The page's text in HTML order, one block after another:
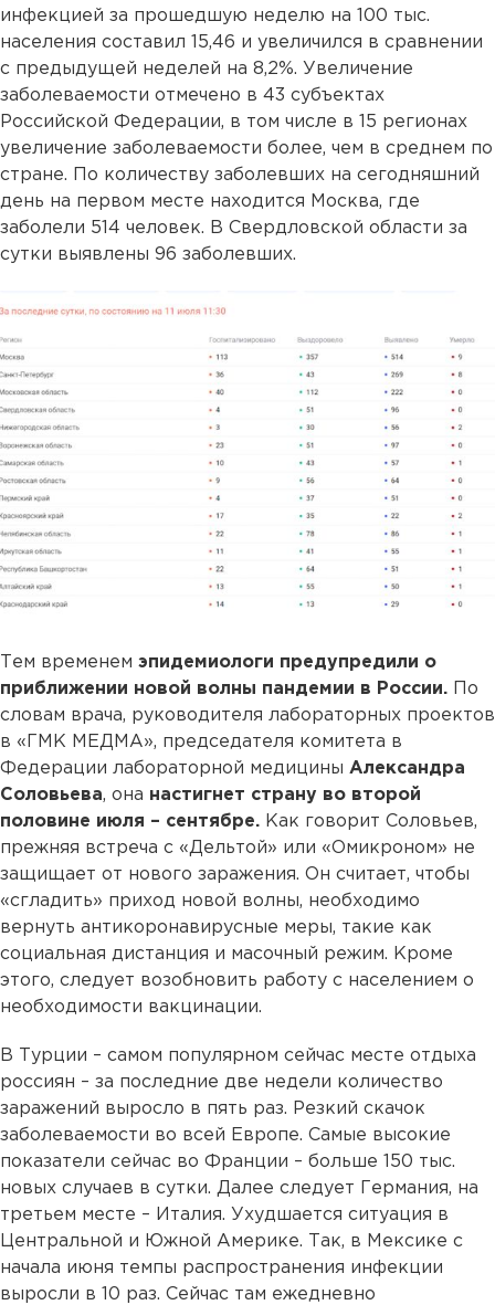
инфекцией за прошедшую неделю на 100 тыс.
населения составил 15,46 и увеличился в сравнении
с предыдущей неделей на 8,2%. Увеличение
заболеваемости отмечено в 43 субъектах
Российской Федерации, в том числе в 15 регионах
увеличение заболеваемости более, чем в среднем по
стране. По количеству заболевших на сегодняшний
день на первом месте находится Москва, где
заболели 514 человек. В Свердловской области за
сутки выявлены 96 заболевших.
Тем временем эпидемиологи предупредили о
приближении новой волны пандемии в России.
По
словам врача, руководителя лабораторных проектов
в «ГМК МЕДМА», председателя комитета в
Федерации лабораторной медицины Александра
Соловьева, она настигнет страну во второй
половине июля – сентябре. Как говорит Соловьев,
прежняя встреча с «Дельтой» или «Омикроном» не
защищает от нового заражения. Он считает, чтобы
«сгладить» приход новой волны, необходимо
вернуть антикоронавирусные меры, такие как
социальная дистанция и масочный режим. Кроме
этого, следует возобновить работу с населением о
необходимости вакцинации.
В Турции – самом популярном сейчас месте отдыха
россиян – за последние две недели количество
заражений выросло в пять раз. Резкий скачок
заболеваемости во всей Европе. Самые высокие
показатели сейчас во Франции – больше 150 тыс.
новых случаев в сутки. Далее следует Германия, на
третьем месте – Италия. Ухудшается ситуация в
Центральной и Южной Америке. Так, в Мексике с
начала июня темпы распространения инфекции
выросли в 10 раз. Сейчас там ежедневно